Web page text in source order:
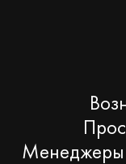
Менеджеры